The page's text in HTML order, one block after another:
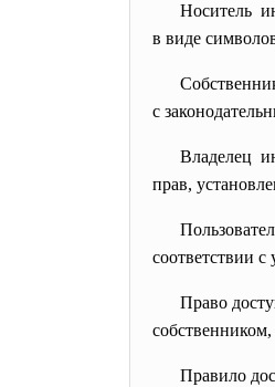
Носитель
в виде
с
Владелец
прав,
соответствии
Право
Правило